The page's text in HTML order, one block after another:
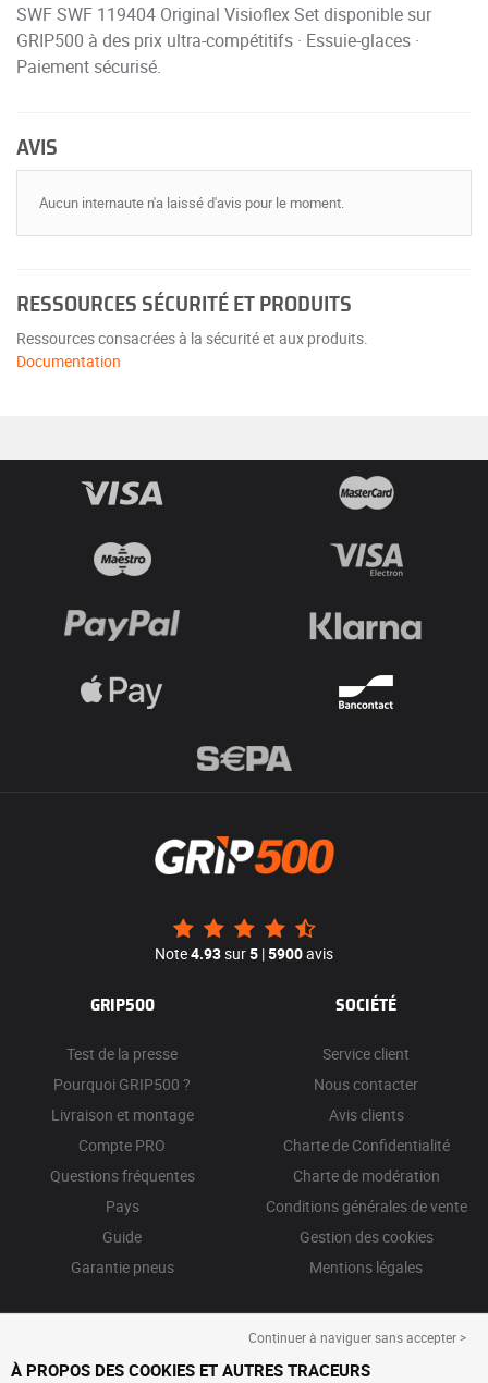
SWF SWF 119404 Original Visioflex Set disponible sur
GRIP500 à des prix ultra-compétitifs · Essuie-glaces ·
Paiement sécurisé.
AVIS
Aucun internaute n'a laissé d'avis pour le moment.
RESSOURCES SÉCURITÉ ET PRODUITS
Ressources consacrées à la sécurité et aux produits.
Documentation
Note4.93sur5 |5900avis
GRIP500
Test de la presse
Pourquoi GRIP500 ?
Livraison et montage
Compte PRO
Questions fréquentes
Pays
Guide
Garantie pneus
SOCIÉTÉ
Service client
Nous contacter
Avis clients
Charte de Confidentialité
Charte de modération
Conditions générales de vente
Gestion des cookies
Mentions légales
Continuer à naviguer sans accepter >
À PROPOS DES COOKIES ET AUTRES TRACEURS